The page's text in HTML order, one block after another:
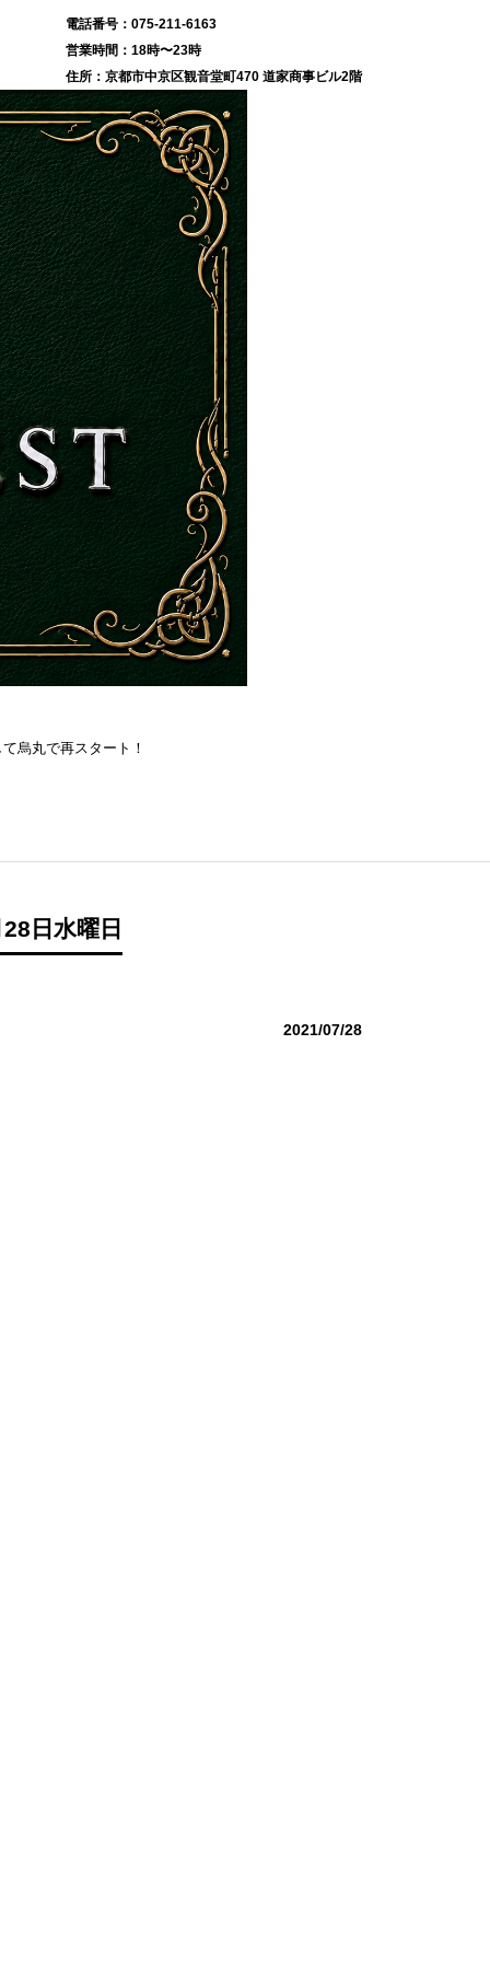
075-211-6163
18時〜23時
京都市中京区観音堂町470 道家商事ビル2階
烏丸で再スタート！
日水曜日
2021/07/28